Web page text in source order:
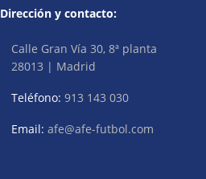
Dirección y contacto:
Calle Gran Vía 30, 8ª planta
28013 | Madrid
Teléfono: 913 143 030
Email: afe@afe-futbol.com